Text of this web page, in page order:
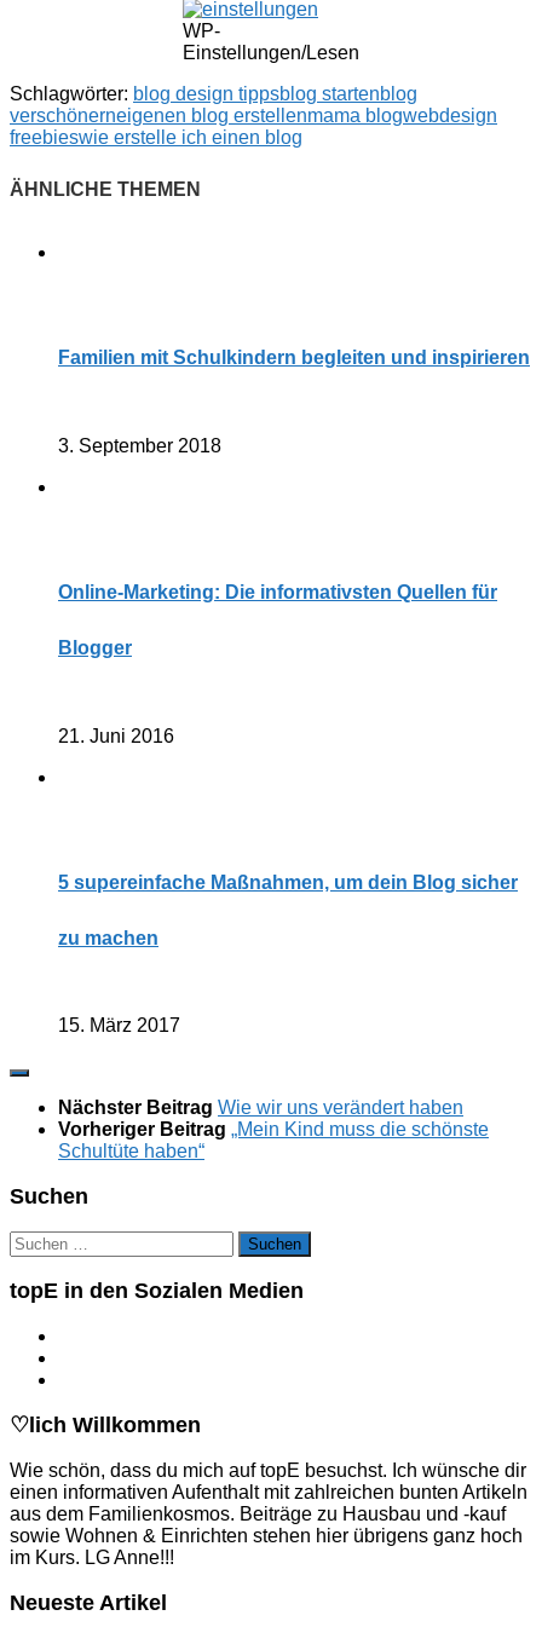
WP-
Einstellungen/Lesen
Schlagwörter: blog design tippsblog startenblog
verschönerneigenen blog erstellenmama blogwebdesign
freebieswie erstelle ich einen blog
Familien mit Schulkindern begleiten und inspirieren
3. September 2018
Online-Marketing: Die informativsten Quellen für
Blogger
21. Juni 2016
5 supereinfache Maßnahmen, um dein Blog sicher
zu machen
15. März 2017
Nächster Beitrag Wie wir uns verändert haben
Vorheriger Beitrag „Mein Kind muss die schönste
Schultüte haben“
Suchen
Suchen
nach:
topE in den Sozialen Medien
♡lich Willkommen
Wie schön, dass du mich auf topE besuchst. Ich wünsche dir
einen informativen Aufenthalt mit zahlreichen bunten Artikeln
aus dem Familienkosmos. Beiträge zu Hausbau und -kauf
sowie Wohnen & Einrichten stehen hier übrigens ganz hoch
im Kurs. LG Anne!!!
Neueste Artikel